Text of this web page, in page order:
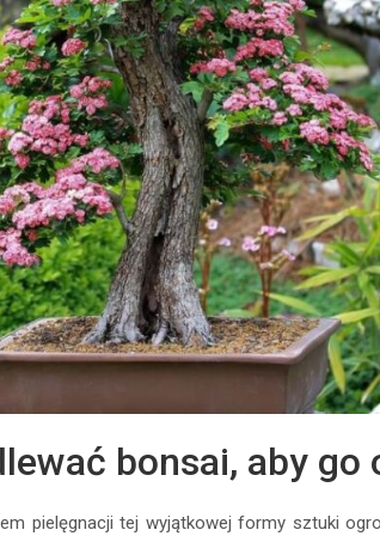
bonsai, aby go
pielęgnacji tej wyjątkowej formy sztuki